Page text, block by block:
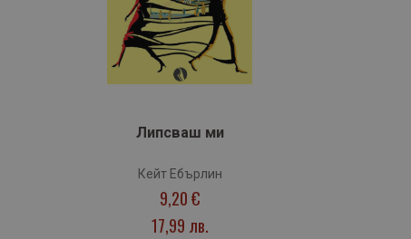
Липсваш ми
Кейт Ебърлин
9,20 €
17,99 лв.